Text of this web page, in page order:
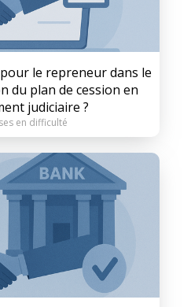
le repreneur dans le
du plan de cession en
judiciaire ?
en difficulté